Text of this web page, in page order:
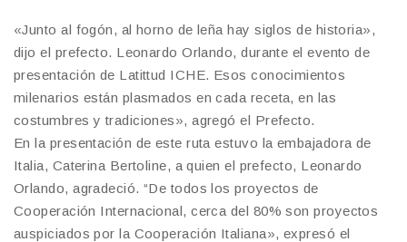
«Junto al fogón, al horno de leña hay siglos de historia»,
dijo el prefecto. Leonardo Orlando, durante el evento de
presentación de Latittud ICHE. Esos conocimientos
milenarios están plasmados en cada receta, en las
costumbres y tradiciones», agregó el Prefecto.
En la presentación de este ruta estuvo la embajadora de
Italia, Caterina Bertoline, a quien el prefecto, Leonardo
Orlando, agradeció. “De todos los proyectos de
Cooperación Internacional, cerca del 80% son proyectos
auspiciados por la Cooperación Italiana», expresó el